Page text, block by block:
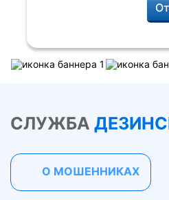
СЛУЖБА
О МОШЕННИКАХ